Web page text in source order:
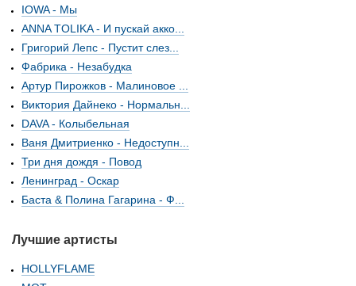
IOWA - Мы
ANNA TOLIKA - И пускай акко...
Григорий Лепс - Пустит слез...
Фабрика - Незабудка
Артур Пирожков - Малиновое ...
Виктория Дайнеко - Нормальн...
DAVA - Колыбельная
Ваня Дмитриенко - Недоступн...
Три дня дождя - Повод
Ленинград - Оскар
Баста & Полина Гагарина - Ф...
Лучшие артисты
HOLLYFLAME